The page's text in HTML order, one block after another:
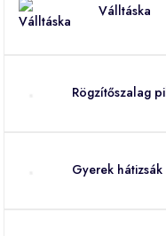
Válltáska
Rögzítőszalag
Gyerek hátizsák